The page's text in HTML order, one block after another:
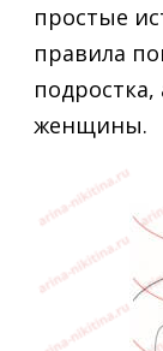
простые
правила
женщины.